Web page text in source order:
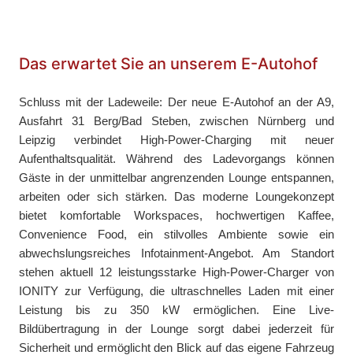
Das erwartet Sie an unserem E-Autohof
Schluss mit der Ladeweile: Der neue E-Autohof an der A9,
Ausfahrt 31 Berg/Bad Steben, zwischen Nürnberg und
Leipzig verbindet High-Power-Charging mit neuer
Aufenthaltsqualität. Während des Ladevorgangs können
Gäste in der unmittelbar angrenzenden Lounge entspannen,
arbeiten oder sich stärken. Das moderne Loungekonzept
bietet komfortable Workspaces, hochwertigen Kaffee,
Convenience Food, ein stilvolles Ambiente sowie ein
abwechslungsreiches Infotainment-Angebot. Am Standort
stehen aktuell 12 leistungsstarke High-Power-Charger von
IONITY zur Verfügung, die ultraschnelles Laden mit einer
Leistung bis zu 350 kW ermöglichen. Eine Live-
Bildübertragung in der Lounge sorgt dabei jederzeit für
Sicherheit und ermöglicht den Blick auf das eigene Fahrzeug